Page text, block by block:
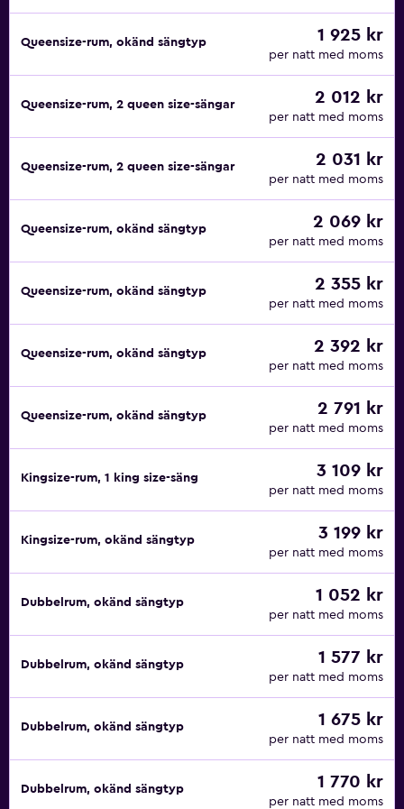
Queensize-rum, okänd sängtyp 1 925 kr
per natt med moms
Queensize-rum, 2 queen size-sängar 2 012 kr
per natt med moms
Queensize-rum, 2 queen size-sängar 2 031 kr
per natt med moms
Queensize-rum, okänd sängtyp 2 069 kr
per natt med moms
Queensize-rum, okänd sängtyp 2 355 kr
per natt med moms
Queensize-rum, okänd sängtyp 2 392 kr
per natt med moms
Queensize-rum, okänd sängtyp 2 791 kr
per natt med moms
Kingsize-rum, 1 king size-säng 3 109 kr
per natt med moms
Kingsize-rum, okänd sängtyp 3 199 kr
per natt med moms
Dubbelrum, okänd sängtyp 1 052 kr
per natt med moms
Dubbelrum, okänd sängtyp 1 577 kr
per natt med moms
Dubbelrum, okänd sängtyp 1 675 kr
per natt med moms
Dubbelrum, okänd sängtyp 1 770 kr
per natt med moms